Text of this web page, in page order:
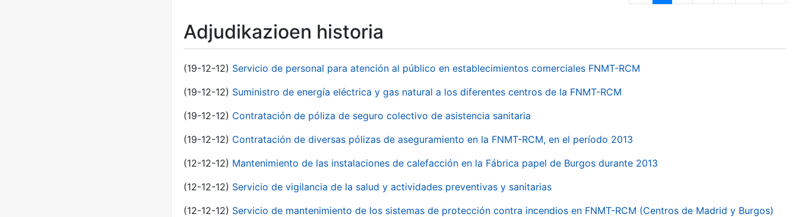
Adjudikazioen historia
(19-12-12) Servicio de personal para atención al público en establecimientos comerciales FNMT-RCM
(19-12-12) Suministro de energía eléctrica y gas natural a los diferentes centros de la FNMT-RCM
(19-12-12) Contratación de póliza de seguro colectivo de asistencia sanitaria
(19-12-12) Contratación de diversas pólizas de aseguramiento en la FNMT-RCM, en el período 2013
(12-12-12) Mantenimiento de las instalaciones de calefacción en la Fábrica papel de Burgos durante 2013
(12-12-12) Servicio de vigilancia de la salud y actividades preventivas y sanitarias
(12-12-12) Servicio de mantenimiento de los sistemas de protección contra incendios en FNMT-RCM (Centros de Madrid y Burgos)